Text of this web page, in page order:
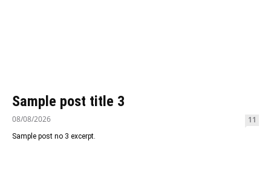
Sample post title 3
08/08/2026 11
Sample post no 3 excerpt.